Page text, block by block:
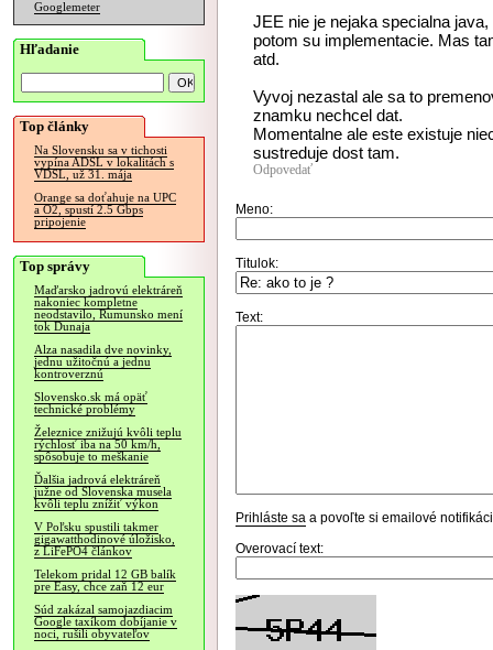
Googlemeter
Hľadanie
Top články
Na Slovensku sa v tichosti
vypína ADSL v lokalitách s
VDSL, už 31. mája
Orange sa doťahuje na UPC
a O2, spustí 2.5 Gbps
pripojenie
Top správy
Maďarsko jadrovú elektráreň
nakoniec kompletne
neodstavilo, Rumunsko mení
tok Dunaja
Alza nasadila dve novinky,
jednu užitočnú a jednu
kontroverznú
Slovensko.sk má opäť
technické problémy
Železnice znižujú kvôli teplu
rýchlosť iba na 50 km/h,
spôsobuje to meškanie
Ďalšia jadrová elektráreň
južne od Slovenska musela
kvôli teplu znížiť výkon
V Poľsku spustili takmer
gigawatthodinové úložisko,
z LiFePO4 článkov
Telekom pridal 12 GB balík
pre Easy, chce zaň 12 eur
Súd zakázal samojazdiacim
Google taxíkom dobíjanie v
noci, rušili obyvateľov
JEE nie je nejaka specialna
potom su implementacie. Mas
atd.
Vyvoj nezastal ale sa to
znamku nechcel dat.
Momentalne ale este existuje
sustreduje dost tam.
Odpovedať
Meno:
Titulok:
Text:
Prihláste sa a povoľte si emailové
Overovací text: